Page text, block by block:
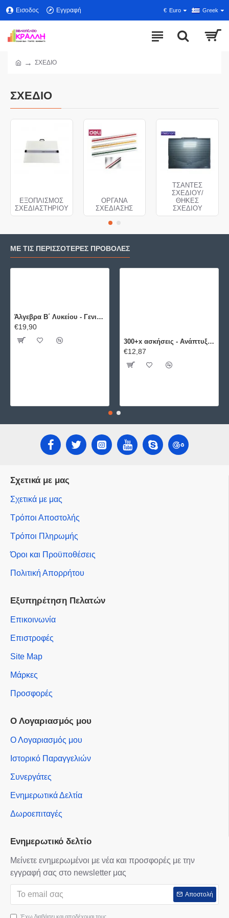
Εισοδος Εγγραφή € Euro Greek
ΣΧΕΔΙΟ
ΣΧΕΔΙΟ
ΕΞΟΠΛΙΣΜΟΣ
ΣΧΕΔΙΑΣΤΗΡΙΟΥ
ΟΡΓΑΝΑ
ΣΧΕΔΙΑΣΗΣ
ΤΣΑΝΤΕΣ
ΣΧΕΔΙΟΥ/
ΘΗΚΕΣ
ΣΧΕΔΙΟΥ
ΜΕ ΤΙΣ ΠΕΡΙΣΣΌΤΕΡΕΣ ΠΡΟΒΟΛΈΣ
Άλγεβρα B΄ Λυκείου - Γενικής Παιδείας ΕΛΛΗΝΟΕΚΔΟΤΙΚΗ
€19,90
300+x ασκήσεις - Ανάπτυξη Εφαρμογών σε Προγραμματιστικό Περιβάλλον ΕΛΛΗΝΟΕΚΔΟΤΙΚΗ
€12,87
Σχετικά με μας
Σχετικά με μας
Τρόποι Αποστολής
Τρόποι Πληρωμής
Όροι και Προϋποθέσεις
Πολιτική Απορρήτου
Εξυπηρέτηση Πελατών
Επικοινωνία
Επιστροφές
Site Map
Μάρκες
Προσφορές
Ο Λογαριασμός μου
Ο Λογαριασμός μου
Ιστορικό Παραγγελιών
Συνεργάτες
Ενημερωτικά Δελτία
Δωροεπιταγές
Ενημερωτικό δελτίο
Μείνετε ενημερωμένοι με νέα και προσφορές με την
εγγραφή σας στο newsletter μας
Αποστολή
Έχω διαβάσει και αποδέχομαι τους